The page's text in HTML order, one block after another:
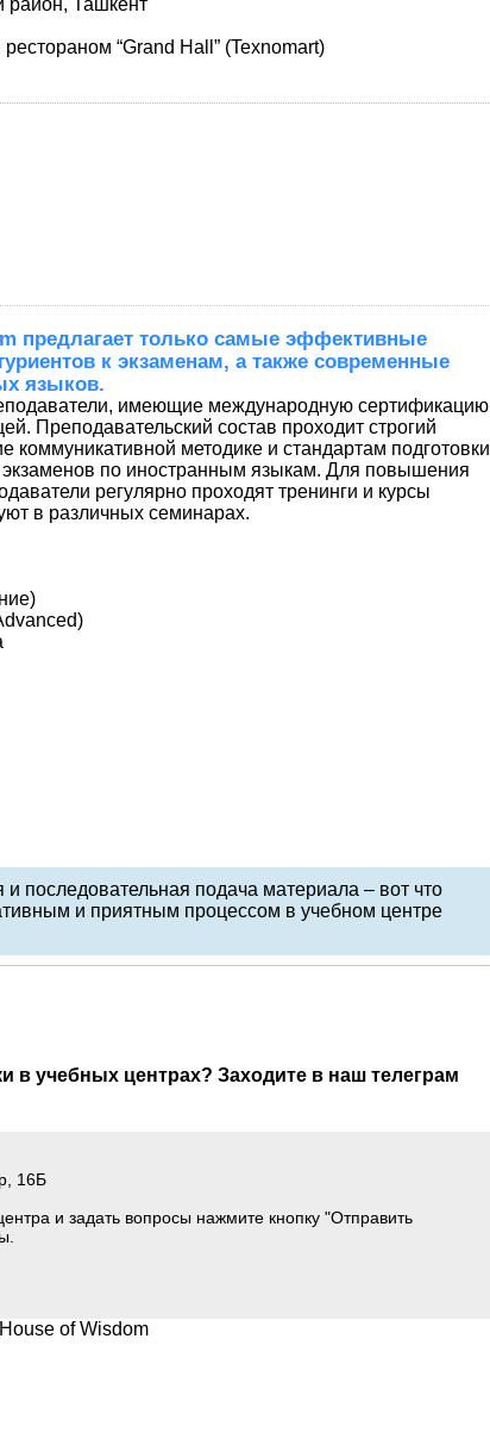
район, Ташкент
“Grand Hall” (Texnomart)
предлагает только самые эффективные
к экзаменам, а также современные
языков.
имеющие международную сертификацию
Преподавательский состав проходит строгий
коммуникативной методике и стандартам подготовки
по иностранным языкам. Для повышения
регулярно проходят тренинги и курсы
в различных семинарах.
последовательная подача материала – вот что
и приятным процессом в учебном центре
в учебных центрах? Заходите в наш телеграм
16Б
и задать вопросы нажмите кнопку "Отправить
of Wisdom